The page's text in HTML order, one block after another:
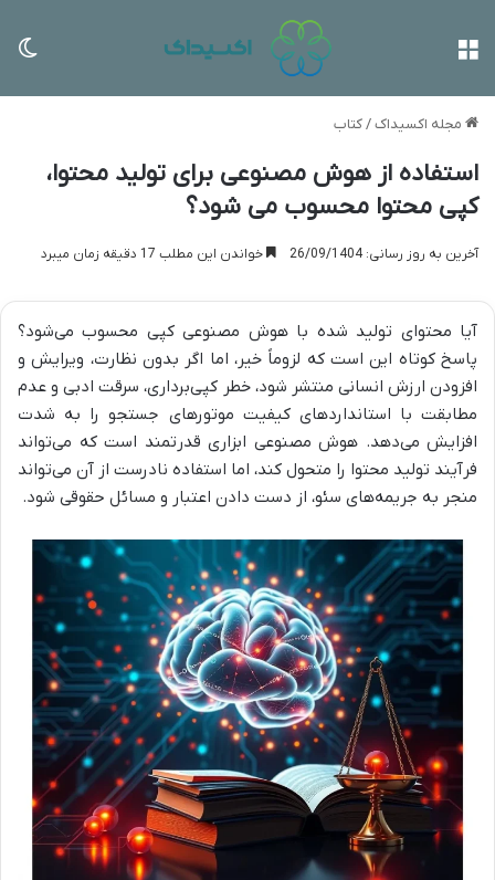
مجله اکسیداک/کتاب
استفاده از هوش مصنوعی برای تولید محتوا،
کپی محتوا محسوب می شود؟
آخرین به روز رسانی: 26/09/1404 خواندن این مطلب 17 دقیقه زمان میبرد
آیا محتوای تولید شده با هوش مصنوعی کپی محسوب می‌شود؟
پاسخ کوتاه این است که لزوماً خیر، اما اگر بدون نظارت، ویرایش و
افزودن ارزش انسانی منتشر شود، خطر کپی‌برداری، سرقت ادبی و عدم
مطابقت با استانداردهای کیفیت موتورهای جستجو را به شدت
افزایش می‌دهد. هوش مصنوعی ابزاری قدرتمند است که می‌تواند
فرآیند تولید محتوا را متحول کند، اما استفاده نادرست از آن می‌تواند
منجر به جریمه‌های سئو، از دست دادن اعتبار و مسائل حقوقی شود.